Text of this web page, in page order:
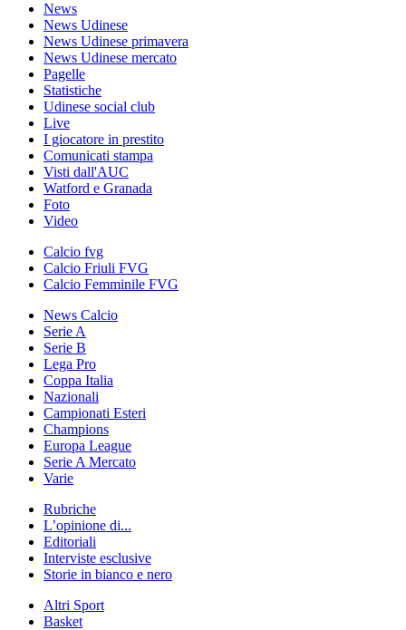
News
News Udinese
News Udinese primavera
News Udinese mercato
Pagelle
Statistiche
Udinese social club
Live
I giocatore in prestito
Comunicati stampa
Visti dall'AUC
Watford e Granada
Foto
Video
Calcio fvg
Calcio Friuli FVG
Calcio Femminile FVG
News Calcio
Serie A
Serie B
Lega Pro
Coppa Italia
Nazionali
Campionati Esteri
Champions
Europa League
Serie A Mercato
Varie
Rubriche
L’opinione di...
Editoriali
Interviste esclusive
Storie in bianco e nero
Altri Sport
Basket